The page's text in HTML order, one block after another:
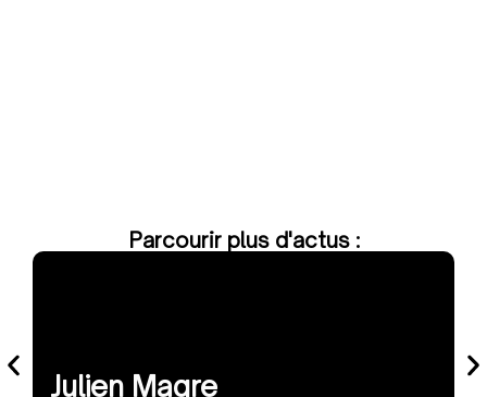
Parcourir plus d'actus :
Julien Magre